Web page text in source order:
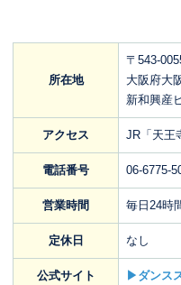
所在地
〒543-
大阪府大
新和興産
アクセス JR「天王
電話番号 06-6775-
営業時間 毎日24時
定休日 なし
公式サイト ▶ダンス